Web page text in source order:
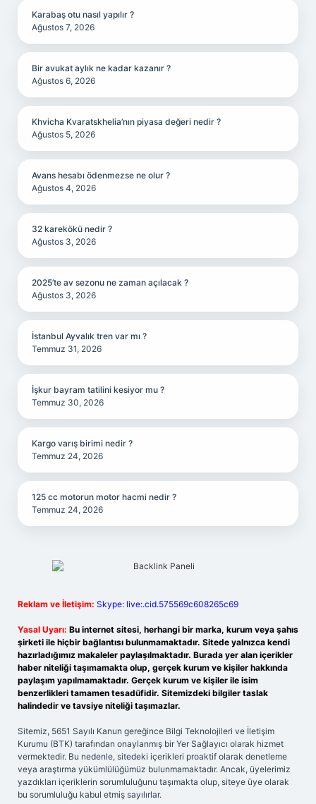
Karabaş otu nasıl yapılır ?
Ağustos 7, 2026
Bir avukat aylık ne kadar kazanır ?
Ağustos 6, 2026
Khvicha Kvaratskhelia’nın piyasa değeri nedir ?
Ağustos 5, 2026
Avans hesabı ödenmezse ne olur ?
Ağustos 4, 2026
32 karekökü nedir ?
Ağustos 3, 2026
2025’te av sezonu ne zaman açılacak ?
Ağustos 3, 2026
İstanbul Ayvalık tren var mı ?
Temmuz 31, 2026
İşkur bayram tatilini kesiyor mu ?
Temmuz 30, 2026
Kargo varış birimi nedir ?
Temmuz 24, 2026
125 cc motorun motor hacmi nedir ?
Temmuz 24, 2026
Reklam ve İletişim: Skype: live:.cid.575569c608265c69
Yasal Uyarı: Bu internet sitesi, herhangi bir marka, kurum veya şahıs
şirketi ile hiçbir bağlantısı bulunmamaktadır. Sitede yalnızca kendi
hazırladığımız makaleler paylaşılmaktadır. Burada yer alan içerikler
haber niteliği taşımamakta olup, gerçek kurum ve kişiler hakkında
paylaşım yapılmamaktadır. Gerçek kurum ve kişiler ile isim
benzerlikleri tamamen tesadüfidir. Sitemizdeki bilgiler taslak
halindedir ve tavsiye niteliği taşımazlar.
Sitemiz, 5651 Sayılı Kanun gereğince Bilgi Teknolojileri ve İletişim
Kurumu (BTK) tarafından onaylanmış bir Yer Sağlayıcı olarak hizmet
vermektedir. Bu nedenle, sitedeki içerikleri proaktif olarak denetleme
veya araştırma yükümlülüğümüz bulunmamaktadır. Ancak, üyelerimiz
yazdıkları içeriklerin sorumluluğunu taşımakta olup, siteye üye olarak
bu sorumluluğu kabul etmiş sayılırlar.